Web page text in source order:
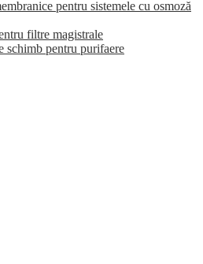
pentru sistemele cu osmoză
filtre magistrale
schimb pentru purifaere